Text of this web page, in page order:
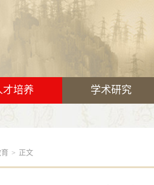
才培养 学术研究
> 正文